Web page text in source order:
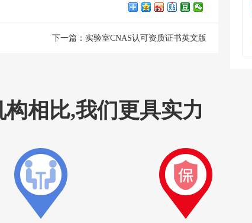
下一篇： 实验室CNAS认可资质证书英文版
构相比,我们更具实力